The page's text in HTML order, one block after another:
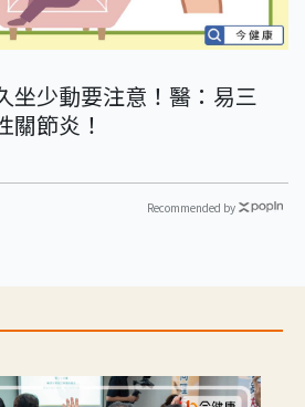
坐少動要注意！醫：易三
關節炎！
Recommended by